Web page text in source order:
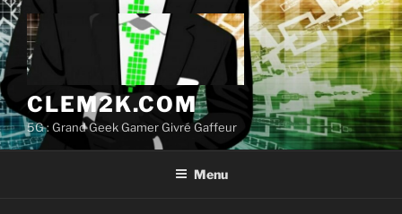
Aller
au
contenu
principal
CLEM2K.COM
5G : Grand Geek Gamer Givré Gaffeur
Menu